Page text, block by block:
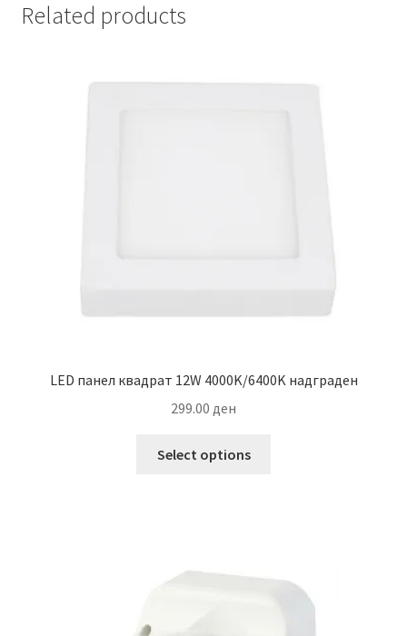
Related products
LED панел квадрат 12W 4000K/6400K надграден
299.00 ден
Select options
options